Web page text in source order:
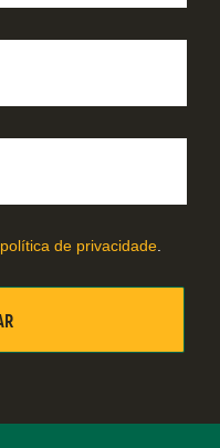
política de privacidade.